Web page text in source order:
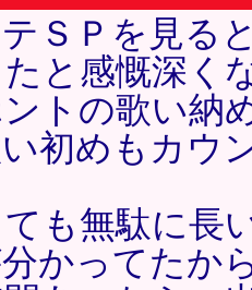
ＳＰを見る
と感慨深く
トの歌い納
初めもカウ
も無駄に長
かってたか